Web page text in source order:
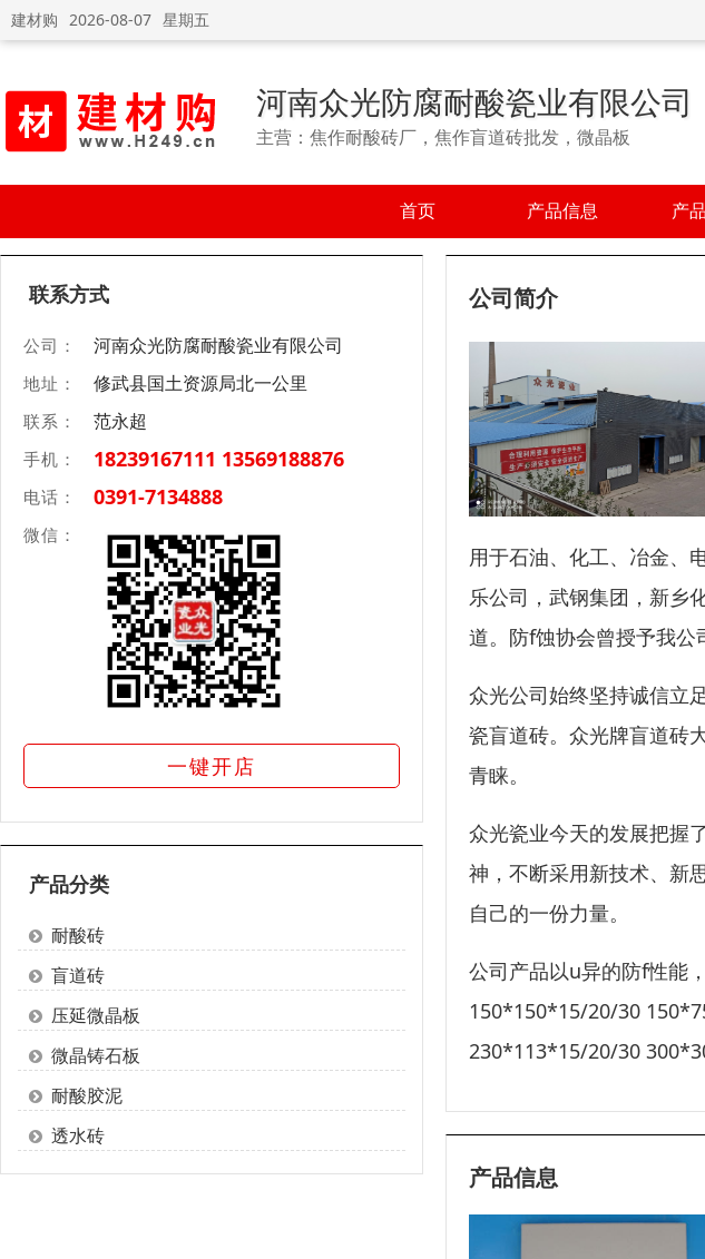
建材购 2026-08-07 星期五
河南众光防腐耐酸瓷业有限公司
主营：焦作耐酸砖厂，焦作盲道砖批发，微晶板
首页 产品信息 产
联系方式
公司： 河南众光防腐耐酸瓷业有限公司
地址： 修武县国土资源局北一公里
联系： 范永超
手机： 18239167111 13569188876
电话： 0391-7134888
微信：
一键开店
产品分类
耐酸砖
盲道砖
压延微晶板
微晶铸石板
耐酸胶泥
透水砖
公司简介
用于石油、化工、冶金、
乐公司，武钢集团，新乡
道。防f蚀协会曾授予我公
众光公司始终坚持诚信立
瓷盲道砖。众光牌盲道砖
青睐。
众光瓷业今天的发展把握
神，不断采用新技术、新
自己的一份力量。
公司产品以u异的防f性能
150*150*15/20/30
230*113*15/20/30
产品信息